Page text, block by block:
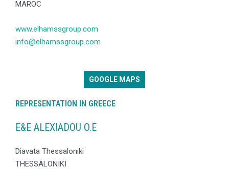
MAROC
www.elhamssgroup.com
info@elhamssgroup.com
GOOGLE MAPS
REPRESENTATION IN GREECE
E&E ALEXIADOU O.E
Diavata Thessaloniki
THESSALONIKI